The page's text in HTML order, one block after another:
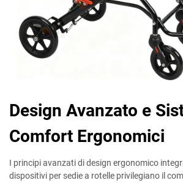
Design Avanzato e
Comfort Ergonomici
I principi avanzati di design ergonomico
dispositivi per sedie a rotelle privilegiano il